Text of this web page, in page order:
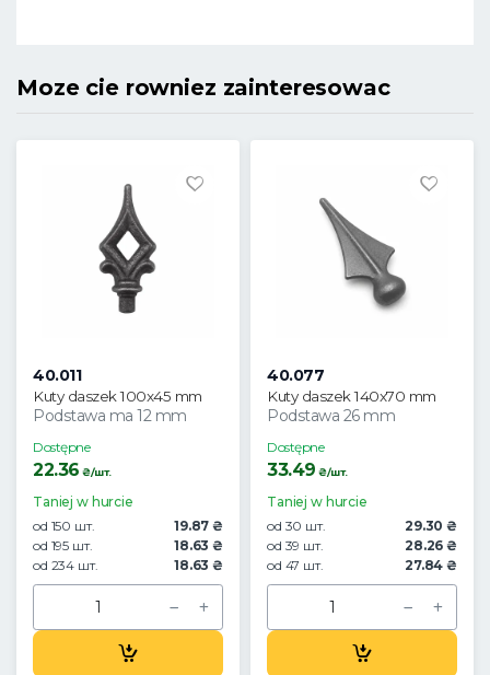
Moze cie rowniez zainteresowac
40.011
Kuty daszek 100x45 mm
Podstawa ma 12 mm
Dostępne
22.36 ₴/шт.
Taniej w hurcie
od 150 шт.
19.87 ₴
od 195 шт.
18.63 ₴
od 234 шт.
18.63 ₴
40.077
Kuty daszek 140x70 mm
Podstawa 26 mm
Dostępne
33.49 ₴/шт.
Taniej w hurcie
od 30 шт.
29.30 ₴
od 39 шт.
28.26 ₴
od 47 шт.
27.84 ₴